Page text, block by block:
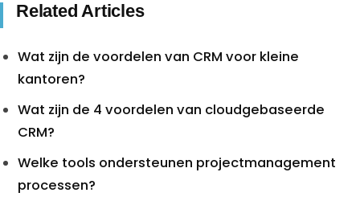
Related Articles
Wat zijn de voordelen van CRM voor kleine
kantoren?
Wat zijn de 4 voordelen van cloudgebaseerde
CRM?
Welke tools ondersteunen projectmanagement
processen?